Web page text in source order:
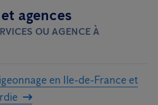
agences
OU AGENCE À
en Ile-de-France et